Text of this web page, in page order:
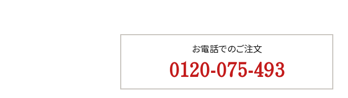
お電話でのご注文
0120-075-493